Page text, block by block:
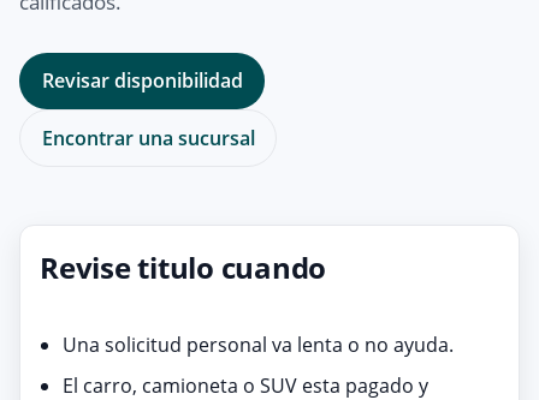
Revisar disponibilidad
Encontrar una sucursal
Revise titulo cuando
Una solicitud personal va lenta o no ayuda.
El carro, camioneta o SUV esta pagado y